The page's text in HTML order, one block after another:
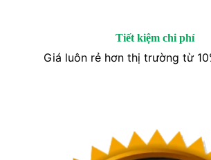
Tiết kiệm chi phí
Giá luôn rẻ hơn thị trường từ